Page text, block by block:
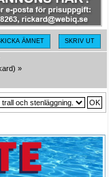
ÄMNET SKRIV UT
) »